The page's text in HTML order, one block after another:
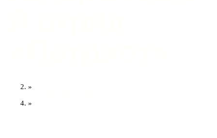
»
»